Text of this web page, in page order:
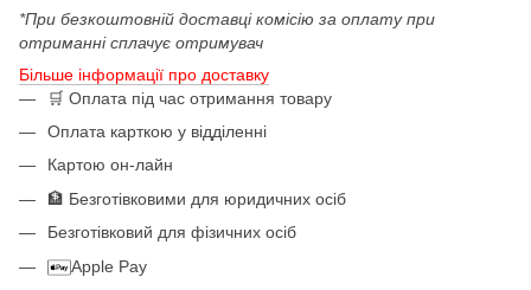
*При безкоштовній доставці комісію за оплату при
отриманні сплачує отримувач
Більше інформації про доставку
🛒 Оплата під час отримання товару
Оплата карткою у відділенні
Картою он-лайн
🏦 Безготівковими для юридичних осіб
Безготівковий для фізичних осіб
Apple Pay